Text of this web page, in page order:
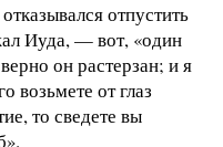
отпустить
Иуда, — вот, «один
он растерзан; и я
возьмете от глаз
то сведете вы